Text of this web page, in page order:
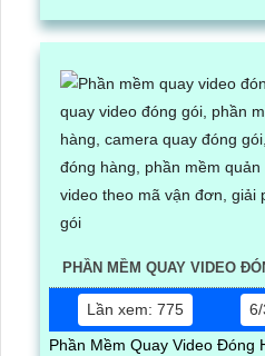
PHẦN MỀM QUAY VIDEO
Lần xem: 775
Phần Mềm Quay Video Đóng